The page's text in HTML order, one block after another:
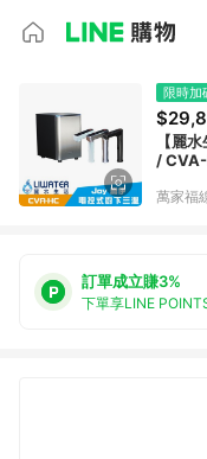
限時加
【麗
/
萬家福
訂單成立賺3%
下單享LINE